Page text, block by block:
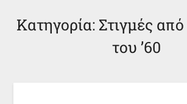
Κατηγορία: Στιγμές
του ’60